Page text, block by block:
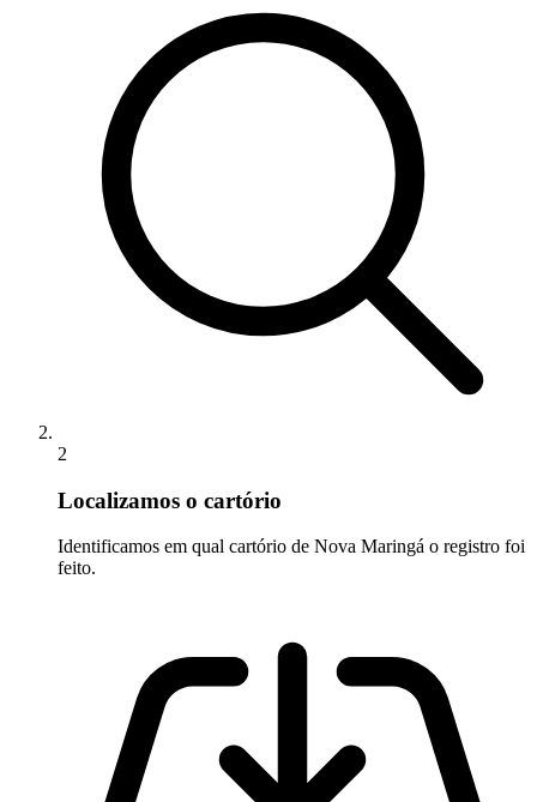
2
Localizamos o cartório
Identificamos em qual cartório de Nova Maringá o registro foi
feito.